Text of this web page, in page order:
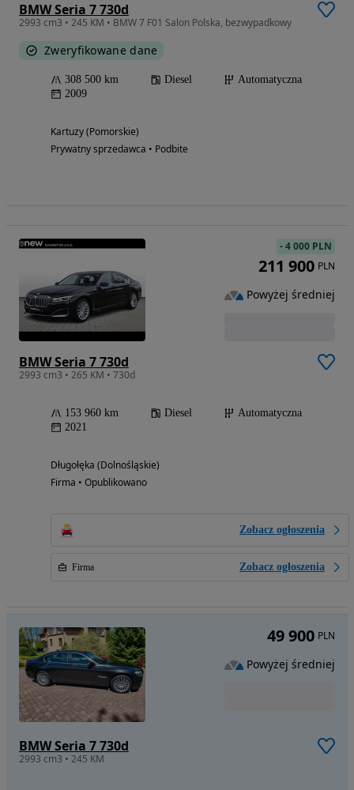
BMW Seria 7 730d
2993 cm3 • 245 KM • BMW 7 F01 Salon Polska, bezwypadkowy
Zweryfikowane dane
308 500 km Diesel
Automatyczna
2009
Kartuzy (Pomorskie)
Prywatny sprzedawca • Podbite
BMW Seria 7 730d
2993 cm3 • 265 KM • 730d
153 960 km Diesel
Automatyczna
2021
Długołęka (Dolnośląskie)
Firma • Opublikowano
Zobacz ogłoszenia
Firma Zobacz ogłoszenia
-4 000 PLN
211 900 PLN
Powyżej średniej
BMW Seria 7 730d
2993 cm3 • 245 KM
49 900 PLN
Powyżej średniej